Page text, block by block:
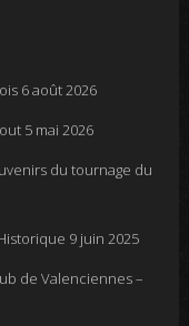
6 août 2026
5 mai 2026
du tournage du
9 juin 2025
de Valenciennes –